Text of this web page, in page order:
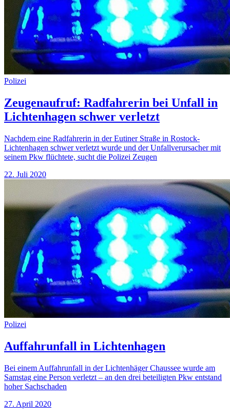
Polizei
Zeugenaufruf: Radfahrerin bei Unfall in
Lichtenhagen schwer verletzt
Nachdem eine Radfahrerin in der Eutiner Straße in Rostock-
Lichtenhagen schwer verletzt wurde und der Unfallverursacher mit
seinem Pkw flüchtete, sucht die Polizei Zeugen
22. Juli 2020
Polizei
Auffahrunfall in Lichtenhagen
Bei einem Auffahrunfall in der Lichtenhäger Chaussee wurde am
Samstag eine Person verletzt – an den drei beteiligten Pkw entstand
hoher Sachschaden
27. April 2020